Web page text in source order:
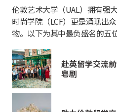
伦敦艺术大学（UAL）拥有强
时尚学院（LCF）更是涌现出
物。以下为其中最负盛名的五位
赴英留学交流
皂剧